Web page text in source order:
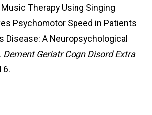
Music Therapy Using Singing
Psychomotor Speed in Patients
Disease: A Neuropsychological
Dement Geriatr Cogn Disord Extra